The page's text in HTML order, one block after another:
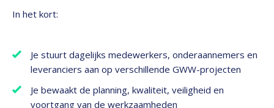
In het kort:
Je stuurt dagelijks medewerkers, onderaannemers en
leveranciers aan op verschillende GWW-projecten
Je bewaakt de planning, kwaliteit, veiligheid en
voortgang van de werkzaamheden